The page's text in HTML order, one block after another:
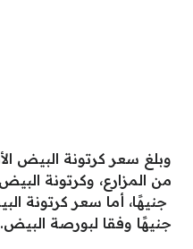
جنيهًا وفقا لبورصة البيض.